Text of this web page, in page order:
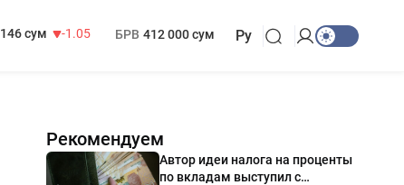
146 сум
-1.05
БРВ 412 000 сум Ру
Рекомендуем
Автор идеи налога на проценты
по вкладам выступил с